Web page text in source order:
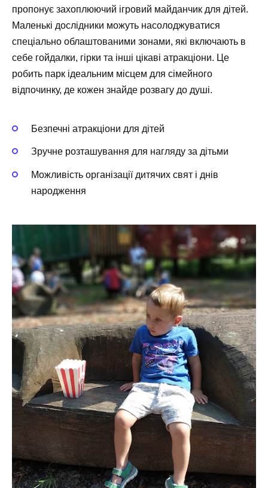
пропонує захоплюючий ігровий майданчик для дітей.
Маленькі дослідники можуть насолоджуватися
спеціально облаштованими зонами, які включають в
себе гойдалки, гірки та інші цікаві атракціони. Це
робить парк ідеальним місцем для сімейного
відпочинку, де кожен знайде розвагу до душі.
Безпечні атракціони для дітей
Зручне розташування для нагляду за дітьми
Можливість організації дитячих свят і днів
народження